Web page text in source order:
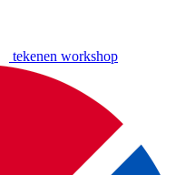
tekenen workshop